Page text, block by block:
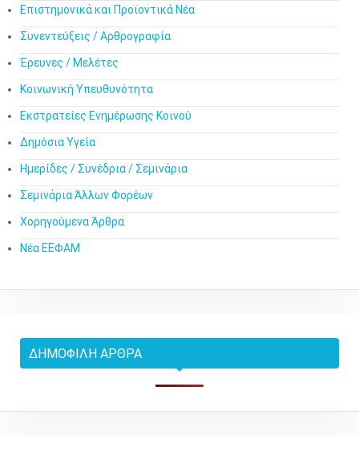
Επιστημονικά και Προϊοντικά Νέα
Συνεντεύξεις / Αρθρογραφία
Έρευνες / Μελέτες
Κοινωνική Υπευθυνότητα
Εκστρατείες Ενημέρωσης Κοινού
Δημόσια Υγεία
Ημερίδες / Συνέδρια / Σεμινάρια
Σεμινάρια Άλλων Φορέων
Χορηγούμενα Άρθρα
Νέα ΕΕΦΑΜ
ΔΗΜΟΦΙΛΉ ΆΡΘΡΑ